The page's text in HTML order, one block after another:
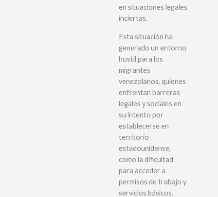
en situaciones legales
inciertas.
Esta situación ha
generado un entorno
hostil para los
migrantes
venezolanos, quienes
enfrentan barreras
legales y sociales en
su intento por
establecerse en
territorio
estadounidense,
como la dificultad
para acceder a
permisos de trabajo y
servicios básicos.